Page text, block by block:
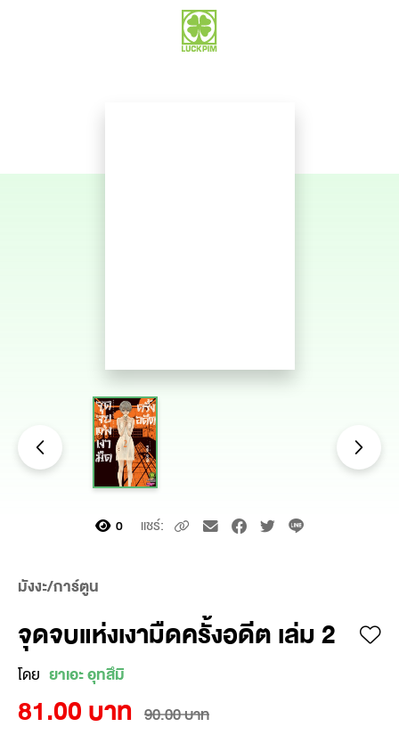
0 แชร์:
มังงะ/การ์ตูน
จุดจบแห่งเงามืดครั้งอดีต เล่ม 2
โดย ยาเอะ อุทสึมิ
81.00 บาท 90.00 บาท